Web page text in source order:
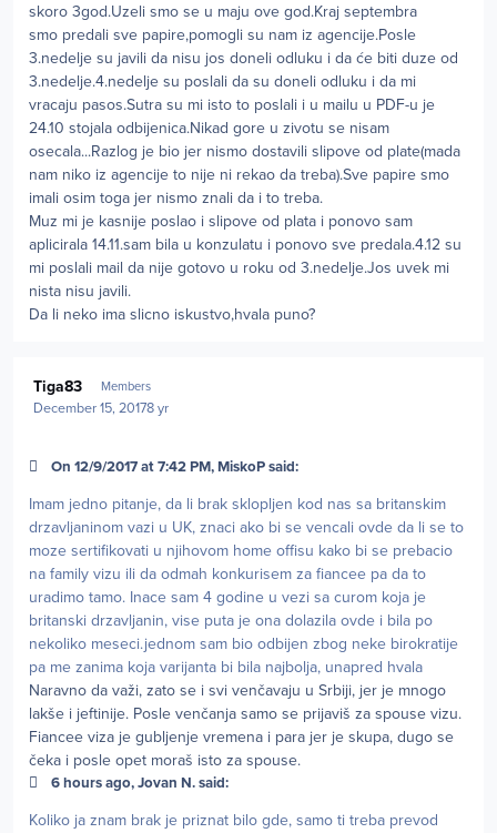
skoro 3god.Uzeli smo se u maju ove god.Kraj septembra
smo predali sve papire,pomogli su nam iz agencije.Posle
3.nedelje su javili da nisu jos doneli odluku i da će biti duze od
3.nedelje.4.nedelje su poslali da su doneli odluku i da mi
vracaju pasos.Sutra su mi isto to poslali i u mailu u PDF-u je
24.10 stojala odbijenica.Nikad gore u zivotu se nisam
osecala...Razlog je bio jer nismo dostavili slipove od plate(mada
nam niko iz agencije to nije ni rekao da treba).Sve papire smo
imali osim toga jer nismo znali da i to treba.
Muz mi je kasnije poslao i slipove od plata i ponovo sam
aplicirala 14.11.sam bila u konzulatu i ponovo sve predala.4.12 su
mi poslali mail da nije gotovo u roku od 3.nedelje.Jos uvek mi
nista nisu javili.
Da li neko ima slicno iskustvo,hvala puno?
Tiga83 Members
December 15, 20178 yr
On 12/9/2017 at 7:42 PM, MiskoP said:
Imam jedno pitanje, da li brak sklopljen kod nas sa britanskim
drzavljaninom vazi u UK, znaci ako bi se vencali ovde da li se to
moze sertifikovati u njihovom home offisu kako bi se prebacio
na family vizu ili da odmah konkurisem za fiancee pa da to
uradimo tamo. Inace sam 4 godine u vezi sa curom koja je
britanski drzavljanin, vise puta je ona dolazila ovde i bila po
nekoliko meseci.jednom sam bio odbijen zbog neke birokratije
pa me zanima koja varijanta bi bila najbolja, unapred hvala
Naravno da važi, zato se i svi venčavaju u Srbiji, jer je mnogo
lakše i jeftinije. Posle venčanja samo se prijaviš za spouse vizu.
Fiancee viza je gubljenje vremena i para jer je skupa, dugo se
čeka i posle opet moraš isto za spouse.
6 hours ago, Jovan N. said:
Koliko ja znam brak je priznat bilo gde, samo ti treba prevod